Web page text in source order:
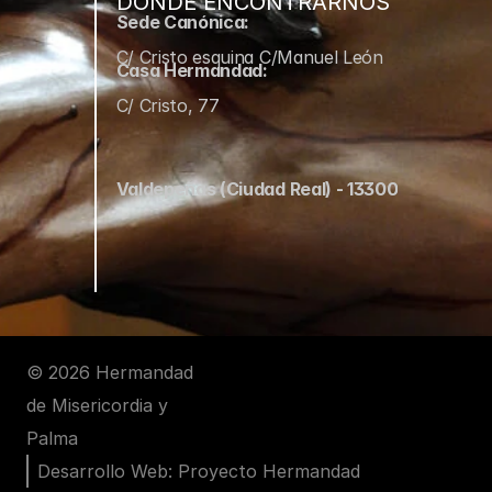
Sede Canónica:
C/ Cristo esquina C/Manuel León
Casa Hermandad:
C/ Cristo, 77
Valdepeñas (Ciudad Real) - 13300
© 2026 Hermandad
de Misericordia y
Palma
Desarrollo Web: Proyecto Hermandad